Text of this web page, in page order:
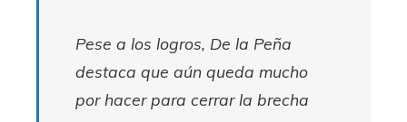
Pese a los logros, De la Peña
destaca que aún queda mucho
por hacer para cerrar la brecha